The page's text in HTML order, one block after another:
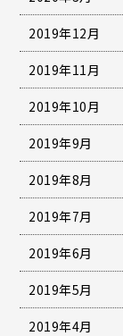
2019年12月
2019年11月
2019年10月
2019年9月
2019年8月
2019年7月
2019年6月
2019年5月
2019年4月